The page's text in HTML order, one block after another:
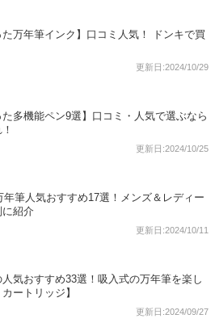
た万年筆インク】口コミ人気！ ドンキで買
更新日:2024/10/29
た多機能ペン9選】口コミ・人気で選ぶなら
更新日:2024/10/25
年筆人気おすすめ17選！メンズ＆レディー
に紹介
更新日:2024/10/11
気おすすめ33選！吸入式の万年筆を楽し
ートリッジ】
更新日:2024/09/27